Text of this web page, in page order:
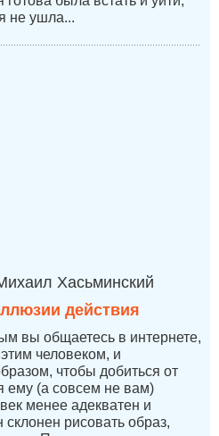
не ушла...
Хасьминский
действия
вы общаетесь в интернете,
человеком, и
чтобы добиться от
ему (а совсем не вам)
менее адекватен и
рисовать образ,